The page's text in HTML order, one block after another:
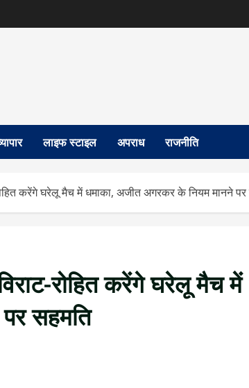
लाइफ स्टाइल अपराध राजनीति
करेंगे घरेलू मैच में धमाका, अजीत अगरकर के नियम मानने पर
रोहित करेंगे घरेलू मैच
सहमति